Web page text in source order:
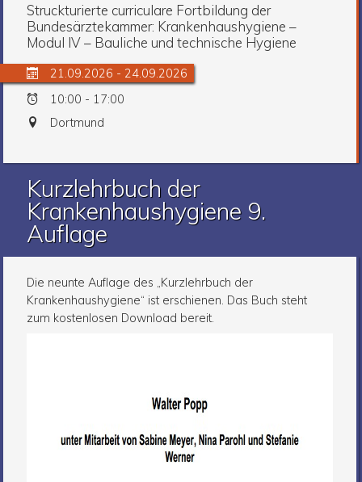
Struckturierte curriculare Fortbildung der
Bundesärztekammer: Krankenhaushygiene –
Modul IV – Bauliche und technische Hygiene
21.09.2026 - 24.09.2026
10:00 - 17:00
Dortmund
Kurzlehrbuch der
Krankenhaushygiene 9.
Auflage
Die neunte Auflage des „Kurzlehrbuch der
Krankenhaushygiene“ ist erschienen. Das Buch steht
zum kostenlosen Download bereit.